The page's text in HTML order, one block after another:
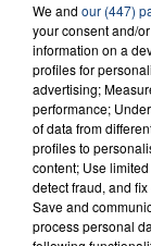
FIL
We and our (447)
your consent and/
information on a
profiles for
advertising;
performance;
of data from
profiles to
content; Use
detect fraud, and
Save and
process personal